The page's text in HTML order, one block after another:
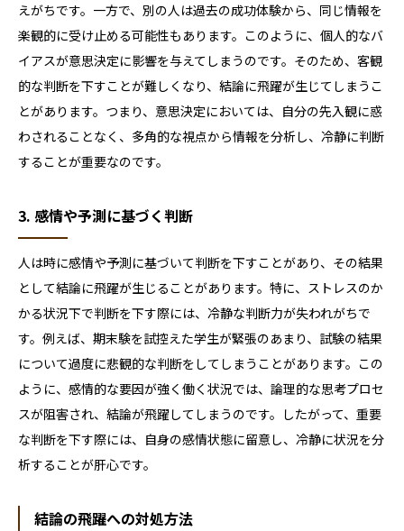
えがちです。一方で、別の人は過去の成功体験から、同じ情報を
楽観的に受け止める可能性もあります。このように、個人的なバ
イアスが意思決定に影響を与えてしまうのです。そのため、客観
的な判断を下すことが難しくなり、結論に飛躍が生じてしまうこ
とがあります。つまり、意思決定においては、自分の先入観に惑
わされることなく、多角的な視点から情報を分析し、冷静に判断
することが重要なのです。
3. 感情や予測に基づく判断
人は時に感情や予測に基づいて判断を下すことがあり、その結果
として結論に飛躍が生じることがあります。特に、ストレスのか
かる状況下で判断を下す際には、冷静な判断力が失われがちで
す。例えば、期末験を試控えた学生が緊張のあまり、試験の結果
について過度に悲観的な判断をしてしまうことがあります。この
ように、感情的な要因が強く働く状況では、論理的な思考プロセ
スが阻害され、結論が飛躍してしまうのです。したがって、重要
な判断を下す際には、自身の感情状態に留意し、冷静に状況を分
析することが肝心です。
結論の飛躍への対処方法